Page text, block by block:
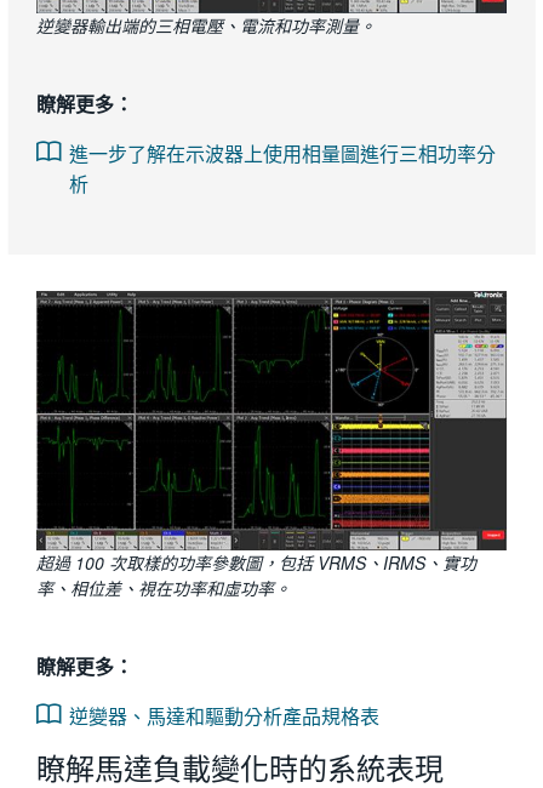
逆變器輸出端的三相電壓、電流和功率測量。
瞭解更多：
進一步了解在示波器上使用相量圖進行三相功率分
析
超過 100 次取樣的功率參數圖，包括 VRMS、IRMS、實功
率、相位差、視在功率和虛功率。
瞭解更多：
逆變器、馬達和驅動分析產品規格表
瞭解馬達負載變化時的系統表現